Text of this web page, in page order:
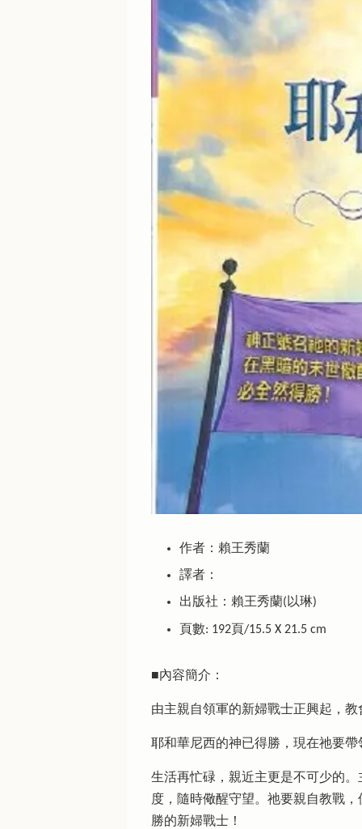
作者：賴王秀蘭
譯者：
出版社：賴王秀蘭(以琳)
頁數: 192頁/15.5 X 21.5 cm
■內容簡介：
由主親自領軍的新婦戰士正興起，教
耶和華尼西的神已得勝，現在祂要帶
生活再忙碌，親近主更是不可少的
度，隨時儆醒守望。祂要親自教戰
勝的新婦戰士！